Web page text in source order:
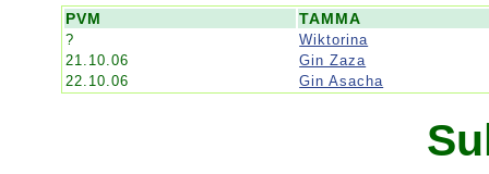
PVM TAMMA
?
Wiktorina
21.10.06
Gin Zaza
22.10.06
Gin Asacha